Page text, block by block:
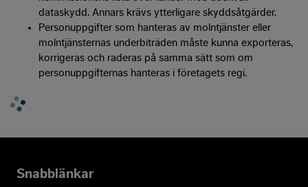
dataskydd. Annars krävs ytterligare skyddsåtgärder.
Personuppgifter som hanteras av molntjänster eller
molntjänsternas underbiträden måste kunna exporteras,
korrigeras och raderas på samma sätt som om
personuppgifternas hanteras i företagets regi.
Snabblänkar